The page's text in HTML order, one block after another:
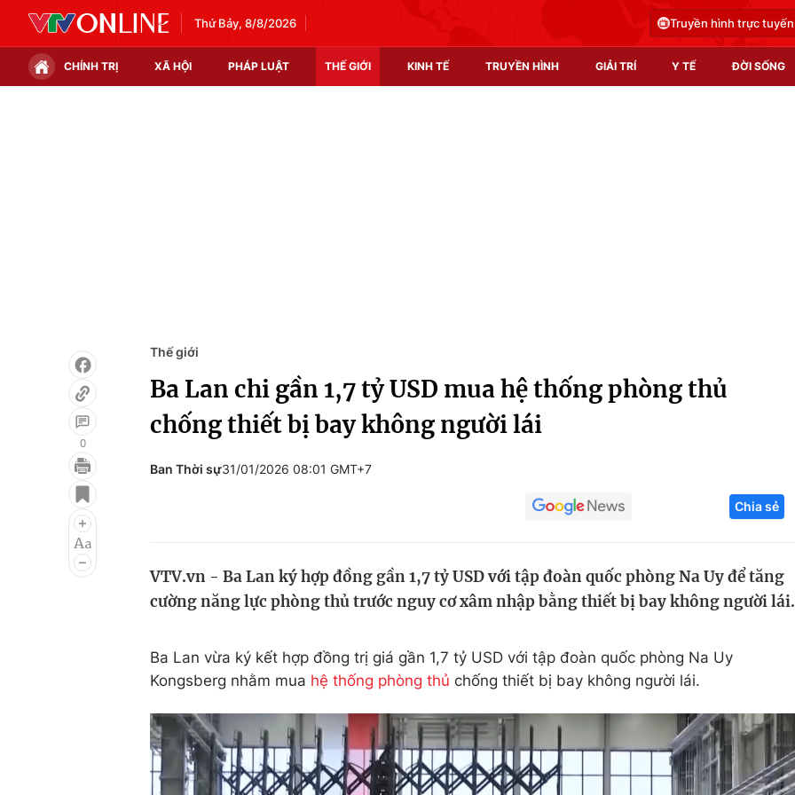
Thứ Bảy, 8/8/2026 Truyền hình trực tuyến
CHÍNH TRỊ XÃ HỘI PHÁP LUẬT THẾ GIỚI KINH TẾ TRUYỀN HÌNH GIẢI TRÍ Y TẾ ĐỜI SỐNG
Infographic
Điện ảnh
Âm nhạc
Chất lượng cuộc sống
Tuyển sinh
Hitech Công
Thị trường
0
Thế giới
Ba Lan chi gần 1,7 tỷ USD mua hệ thống phòng thủ
chống thiết bị bay không người lái
Ban Thời sự31/01/2026 08:01 GMT+7
Chia sẻ
VTV.vn - Ba Lan ký hợp đồng gần 1,7 tỷ USD với tập đoàn quốc phòng Na Uy để tăng
cường năng lực phòng thủ trước nguy cơ xâm nhập bằng thiết bị bay không người lái.
Ba Lan vừa ký kết hợp đồng trị giá gần 1,7 tỷ USD với tập đoàn quốc phòng Na Uy
Kongsberg nhằm mua hệ thống phòng thủ chống thiết bị bay không người lái.